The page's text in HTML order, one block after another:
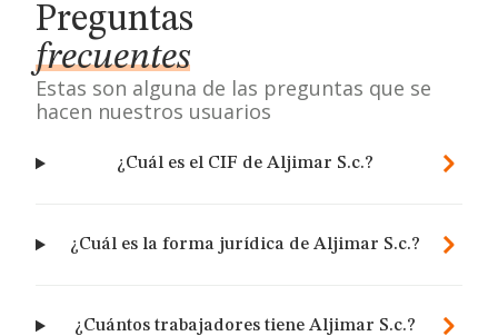
Preguntas
frecuentes
Estas son alguna de las preguntas que se
hacen nuestros usuarios
¿Cuál es el CIF de Aljimar S.c.?
¿Cuál es la forma jurídica de Aljimar S.c.?
¿Cuántos trabajadores tiene Aljimar S.c.?